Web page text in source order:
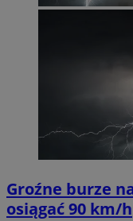
Groźne burze
osiągać 90 km/h